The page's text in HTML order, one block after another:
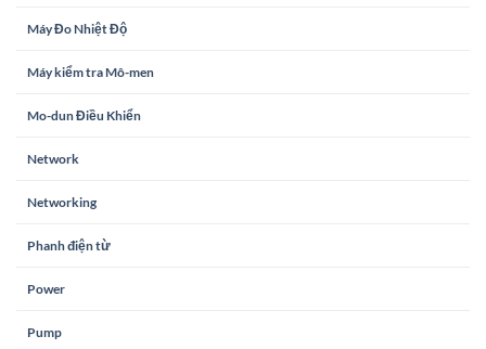
Máy Đo Nhiệt Độ
Máy kiểm tra Mô-men
Mo-dun Điều Khiển
Network
Networking
Phanh điện từ
Power
Pump